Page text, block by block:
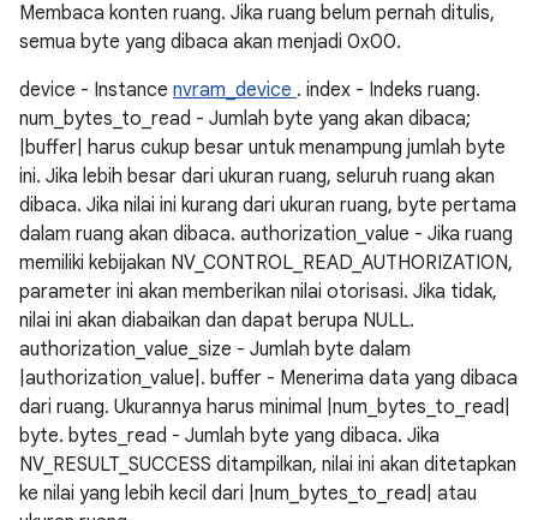
Membaca konten ruang. Jika ruang belum pernah ditulis,
semua byte yang dibaca akan menjadi 0x00.
device - Instance nvram_device . index - Indeks ruang.
num_bytes_to_read - Jumlah byte yang akan dibaca;
|buffer| harus cukup besar untuk menampung jumlah byte
ini. Jika lebih besar dari ukuran ruang, seluruh ruang akan
dibaca. Jika nilai ini kurang dari ukuran ruang, byte pertama
dalam ruang akan dibaca. authorization_value - Jika ruang
memiliki kebijakan NV_CONTROL_READ_AUTHORIZATION,
parameter ini akan memberikan nilai otorisasi. Jika tidak,
nilai ini akan diabaikan dan dapat berupa NULL.
authorization_value_size - Jumlah byte dalam
|authorization_value|. buffer - Menerima data yang dibaca
dari ruang. Ukurannya harus minimal |num_bytes_to_read|
byte. bytes_read - Jumlah byte yang dibaca. Jika
NV_RESULT_SUCCESS ditampilkan, nilai ini akan ditetapkan
ke nilai yang lebih kecil dari |num_bytes_to_read| atau